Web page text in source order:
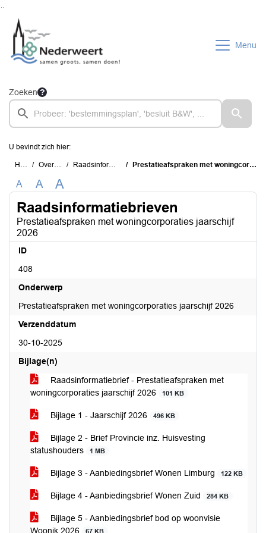
Menu
Zoeken
U bevindt zich hier:
Home Overzichten Raadsinformatiebrieven Prestatieafspraken met woningcorporaties jaarschijf 2026
A A A
Raadsinformatiebrieven
Prestatieafspraken met woningcorporaties jaarschijf
2026
ID
408
Onderwerp
Prestatieafspraken met woningcorporaties jaarschijf 2026
Verzenddatum
30-10-2025
Bijlage(n)
Raadsinformatiebrief - Prestatieafspraken met
woningcorporaties jaarschijf 2026
101 KB
Bijlage 1 - Jaarschijf 2026 496 KB
Bijlage 2 - Brief Provincie inz. Huisvesting
statushouders
1 MB
Bijlage 3 - Aanbiedingsbrief Wonen Limburg 122 KB
Bijlage 4 - Aanbiedingsbrief Wonen Zuid 284 KB
Bijlage 5 - Aanbiedingsbrief bod op woonvisie
Woonik 2026
67 KB